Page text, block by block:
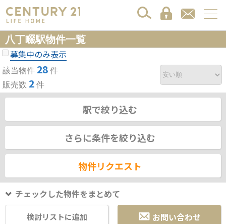
八丁畷駅物件一覧
募集中のみ表示
該当物件 28 件
販売数 2 件
駅で絞り込む
さらに条件を絞り込む
物件リクエスト
チェックした物件をまとめて
検討リストに追加 お問い合わせ